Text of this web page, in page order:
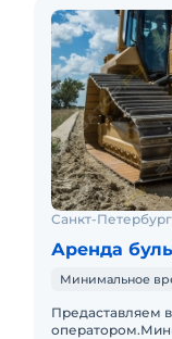
Санкт-
Аренда
Минимальное
Предаставляем